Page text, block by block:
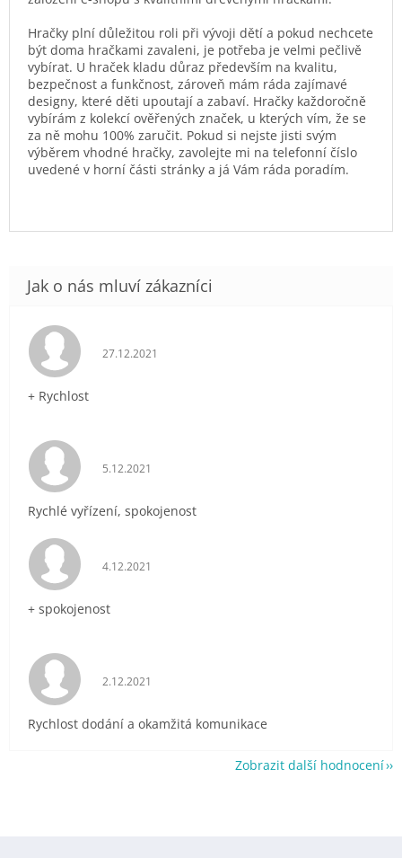
Hračky plní důležitou roli při vývoji dětí a pokud nechcete
být doma hračkami zavaleni, je potřeba je velmi pečlivě
vybírat. U hraček kladu důraz především na kvalitu,
bezpečnost a funkčnost, zároveň mám ráda zajímavé
designy, které děti upoutají a zabaví. Hračky každoročně
vybírám z kolekcí ověřených značek, u kterých vím, že se
za ně mohu 100% zaručit. Pokud si nejste jisti svým
výběrem vhodné hračky, zavolejte mi na telefonní číslo
uvedené v horní části stránky a já Vám ráda poradím.
Hodnocení obchodu je 5 z 5 hvězdiček.
27.12.2021
+ Rychlost
Hodnocení obchodu je 5 z 5 hvězdiček.
5.12.2021
Rychlé vyřízení, spokojenost
Hodnocení obchodu je 5 z 5 hvězdiček.
4.12.2021
+ spokojenost
Hodnocení obchodu je 5 z 5 hvězdiček.
2.12.2021
Rychlost dodání a okamžitá komunikace
Zobrazit další hodnocení